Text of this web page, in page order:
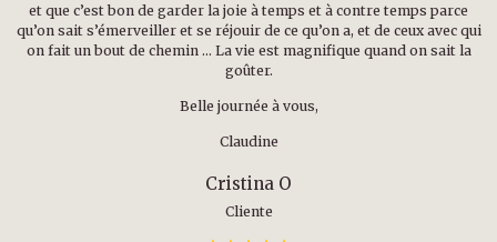
et que c’est bon de garder la joie à temps et à contre temps parce
qu’on sait s’émerveiller et se réjouir de ce qu’on a, et de ceux avec qui
on fait un bout de chemin … La vie est magnifique quand on sait la
goûter.
Belle journée à vous,
Claudine
Cristina O
Cliente